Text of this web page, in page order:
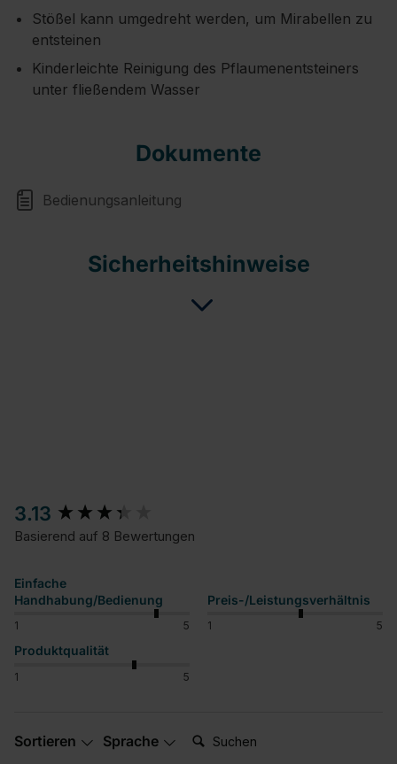
Stößel kann umgedreht werden, um Mirabellen zu
entsteinen
Kinderleichte Reinigung des Pflaumenentsteiners
unter fließendem Wasser
Dokumente
Bedienungsanleitung
Sicherheitshinweise
3.13
Basierend auf 8 Bewertungen
Einfache
Handhabung/Bedienung
1 5
Preis-/Leistungsverhältnis
1 5
Produktqualität
1 5
Sortieren Sprache Suchen:
New content loaded